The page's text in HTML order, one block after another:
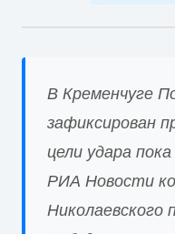
В Кременчуге
зафиксирован
цели удара
РИА Новости
Николаевского